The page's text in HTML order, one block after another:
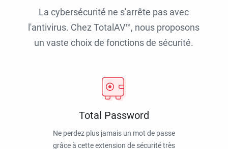
La cybersécurité ne s'arrête pas avec
l'antivirus. Chez TotalAV™, nous proposons
un vaste choix de fonctions de sécurité.
Total Password
Ne perdez plus jamais un mot de passe
grâce à cette extension de sécurité très